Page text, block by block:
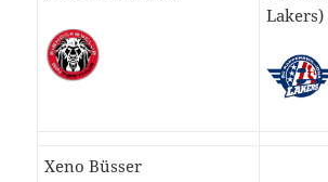
Lakers)
Xeno Büsser